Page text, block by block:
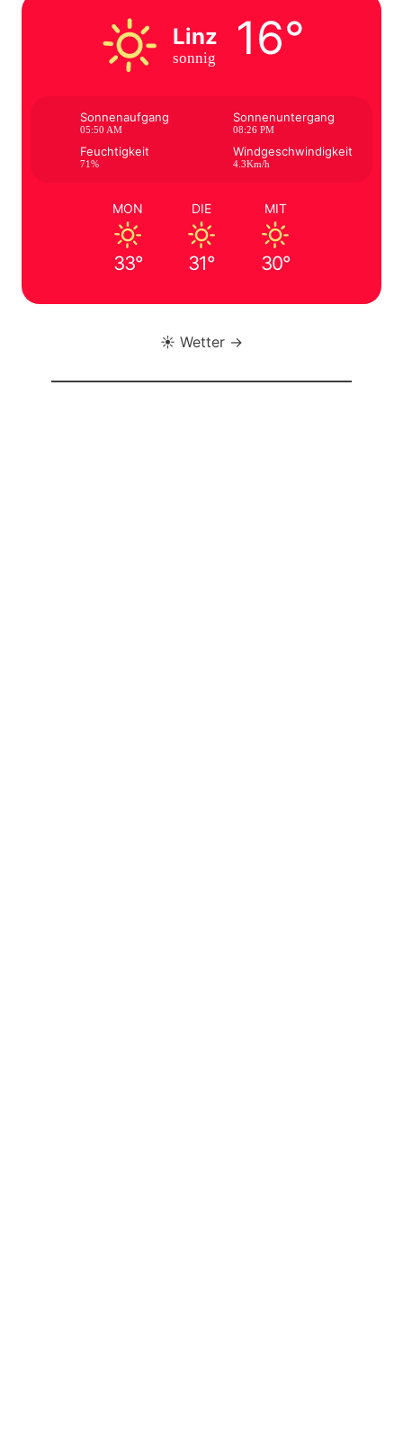
Linz
sonnig 16°
Sonnenaufgang
05:50 AM
Sonnenuntergang
08:26 PM
Feuchtigkeit
71%
Windgeschwindigkeit
4.3Km/h
MON
33°
DIE
31°
MIT
30°
☀️ Wetter →